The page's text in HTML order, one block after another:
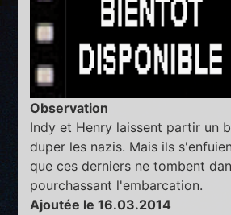
Observation
Indy et Henry laissent partir un
duper les nazis. Mais ils
que ces derniers ne tombent
pourchassant l'embarcation.
Ajoutée le 16.03.2014